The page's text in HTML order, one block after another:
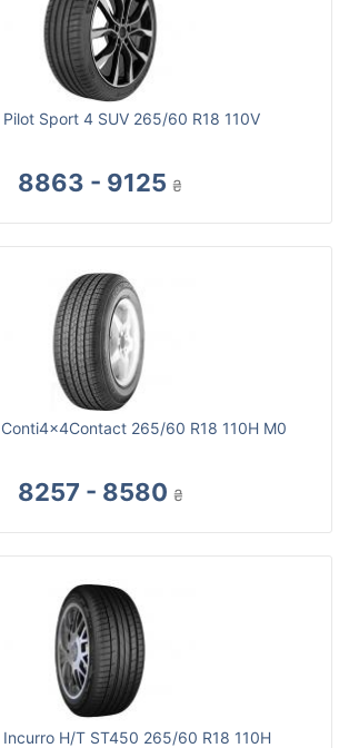
Pilot Sport 4 SUV 265/60 R18 110V
8863 - 9125 ₴
265/60 R18 110H M0
8257 - 8580 ₴
H/T ST450 265/60 R18 110H